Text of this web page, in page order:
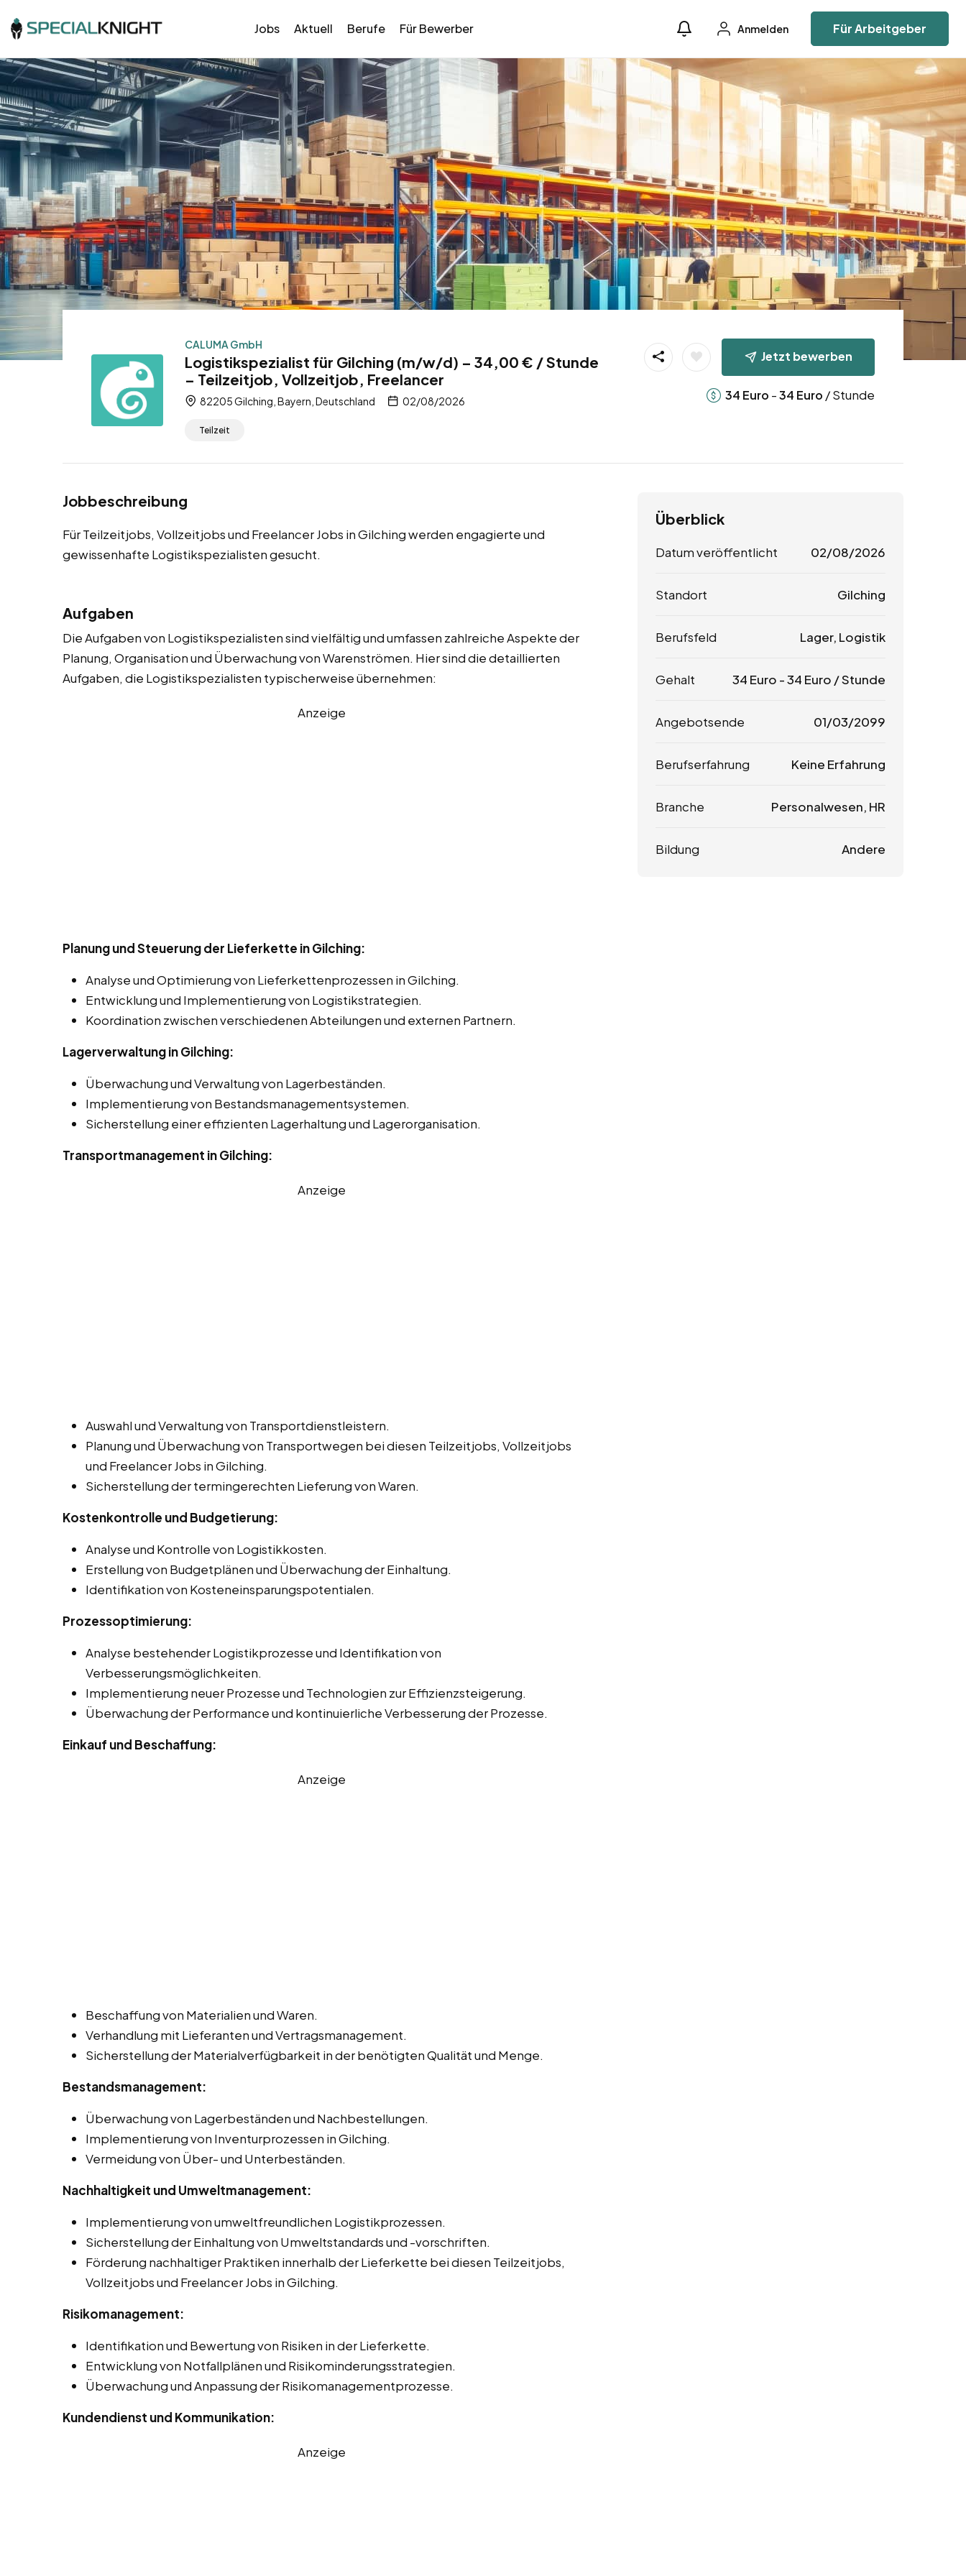
Jobs Aktuell Berufe Für Bewerber Anmelden Für Arbeitgeber
CALUMA GmbH
Logistikspezialist für Gilching (m/w/d) – 34,00 € / Stunde
– Teilzeitjob, Vollzeitjob, Freelancer
82205 Gilching, Bayern, Deutschland 02/08/2026
Teilzeit
Jetzt bewerben
34 Euro -34 Euro / Stunde
Jobbeschreibung
Für Teilzeitjobs, Vollzeitjobs und Freelancer Jobs in Gilching werden engagierte und
gewissenhafte Logistikspezialisten gesucht.
Aufgaben
Die Aufgaben von Logistikspezialisten sind vielfältig und umfassen zahlreiche Aspekte der
Planung, Organisation und Überwachung von Warenströmen. Hier sind die detaillierten
Aufgaben, die Logistikspezialisten typischerweise übernehmen:
Anzeige
Planung und Steuerung der Lieferkette in Gilching:
Analyse und Optimierung von Lieferkettenprozessen in Gilching.
Entwicklung und Implementierung von Logistikstrategien.
Koordination zwischen verschiedenen Abteilungen und externen Partnern.
Lagerverwaltung in Gilching:
Überwachung und Verwaltung von Lagerbeständen.
Implementierung von Bestandsmanagementsystemen.
Sicherstellung einer effizienten Lagerhaltung und Lagerorganisation.
Transportmanagement in Gilching:
Anzeige
Auswahl und Verwaltung von Transportdienstleistern.
Planung und Überwachung von Transportwegen bei diesen Teilzeitjobs, Vollzeitjobs
und Freelancer Jobs in Gilching.
Sicherstellung der termingerechten Lieferung von Waren.
Kostenkontrolle und Budgetierung:
Analyse und Kontrolle von Logistikkosten.
Erstellung von Budgetplänen und Überwachung der Einhaltung.
Identifikation von Kosteneinsparungspotentialen.
Prozessoptimierung:
Analyse bestehender Logistikprozesse und Identifikation von
Verbesserungsmöglichkeiten.
Implementierung neuer Prozesse und Technologien zur Effizienzsteigerung.
Überwachung der Performance und kontinuierliche Verbesserung der Prozesse.
Einkauf und Beschaffung:
Anzeige
Beschaffung von Materialien und Waren.
Verhandlung mit Lieferanten und Vertragsmanagement.
Sicherstellung der Materialverfügbarkeit in der benötigten Qualität und Menge.
Bestandsmanagement:
Überwachung von Lagerbeständen und Nachbestellungen.
Implementierung von Inventurprozessen in Gilching.
Vermeidung von Über- und Unterbeständen.
Nachhaltigkeit und Umweltmanagement:
Implementierung von umweltfreundlichen Logistikprozessen.
Sicherstellung der Einhaltung von Umweltstandards und -vorschriften.
Förderung nachhaltiger Praktiken innerhalb der Lieferkette bei diesen Teilzeitjobs,
Vollzeitjobs und Freelancer Jobs in Gilching.
Risikomanagement:
Identifikation und Bewertung von Risiken in der Lieferkette.
Entwicklung von Notfallplänen und Risikominderungsstrategien.
Überwachung und Anpassung der Risikomanagementprozesse.
Kundendienst und Kommunikation:
Anzeige
Überblick
Datum veröffentlicht 02/08/2026
Standort Gilching
Berufsfeld Lager, Logistik
Gehalt 34 Euro -34 Euro / Stunde
Angebotsende 01/03/2099
Berufserfahrung Keine Erfahrung
Branche Personalwesen, HR
Bildung Andere